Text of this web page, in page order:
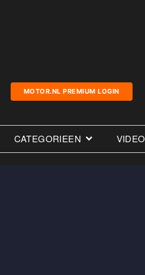
MOTOR.NL PREMIUM LOGIN
CATEGORIEEN VIDEO